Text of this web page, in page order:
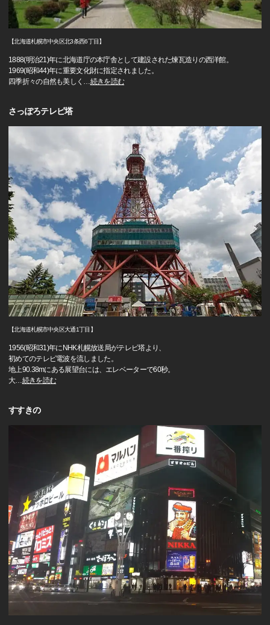
【北海道札幌市中央区北3条西6丁目】
1888(明治21)年に北海道庁の本庁舎として建設された煉瓦造りの西洋館。
1969(昭和44)年に重要文化財に指定されました。
四季折々の自然も美しく …続きを読む
さっぽろテレビ塔
【北海道札幌市中央区大通1丁目】
1956(昭和31)年にNHK札幌放送局がテレビ塔より、
初めてのテレビ電波を流しました。
地上90.38mにある展望台には、エレベーターで60秒。
大…続きを読む
すすきの